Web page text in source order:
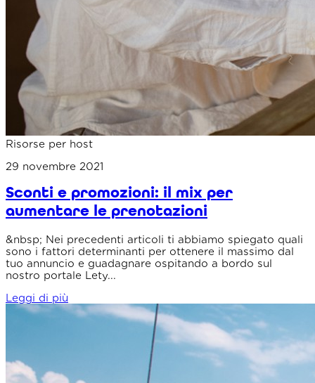
Risorse per host
29 novembre 2021
Sconti e promozioni: il mix per
aumentare le prenotazioni
&nbsp; Nei precedenti articoli ti abbiamo spiegato quali
sono i fattori determinanti per ottenere il massimo dal
tuo annuncio e guadagnare ospitando a bordo sul
nostro portale Lety...
Leggi di più